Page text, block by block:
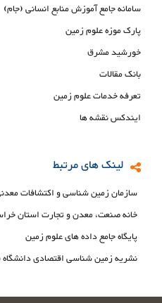
سامانه جامع آموزش منابع انسانی (جام)
پارک موزه علوم زمین
خورشید مشرق
بانک مقالات
تعرفه خدمات علوم زمین
ایندکس نقشه ها
لینک های مرتبط
سازمان زمین شناسی و اکتشافات
خانه صنعت، معدن و تجارت استان
پایگاه جامع داده های علوم زمین
نشریه زمین شناسی اقتصادی